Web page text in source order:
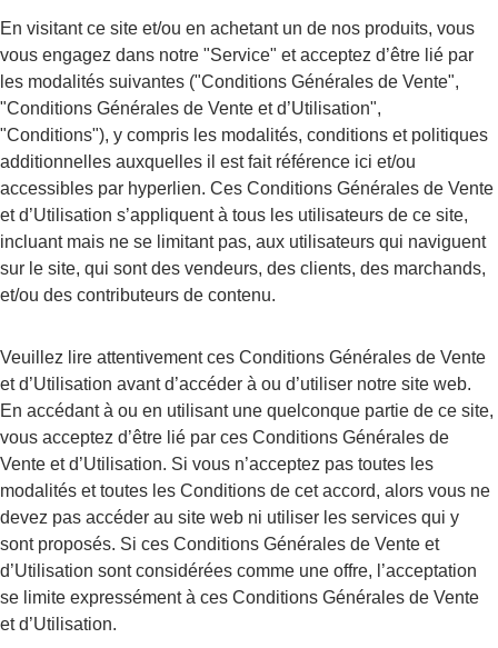
En visitant ce site et/ou en achetant un de nos produits, vous
vous engagez dans notre "Service" et acceptez d’être lié par
les modalités suivantes ("Conditions Générales de Vente",
"Conditions Générales de Vente et d’Utilisation",
"Conditions"), y compris les modalités, conditions et politiques
additionnelles auxquelles il est fait référence ici et/ou
accessibles par hyperlien. Ces Conditions Générales de Vente
et d’Utilisation s’appliquent à tous les utilisateurs de ce site,
incluant mais ne se limitant pas, aux utilisateurs qui naviguent
sur le site, qui sont des vendeurs, des clients, des marchands,
et/ou des contributeurs de contenu.
Veuillez lire attentivement ces Conditions Générales de Vente
et d’Utilisation avant d’accéder à ou d’utiliser notre site web.
En accédant à ou en utilisant une quelconque partie de ce site,
vous acceptez d’être lié par ces Conditions Générales de
Vente et d’Utilisation. Si vous n’acceptez pas toutes les
modalités et toutes les Conditions de cet accord, alors vous ne
devez pas accéder au site web ni utiliser les services qui y
sont proposés. Si ces Conditions Générales de Vente et
d’Utilisation sont considérées comme une offre, l’acceptation
se limite expressément à ces Conditions Générales de Vente
et d’Utilisation.